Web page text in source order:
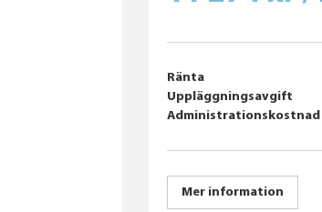
Ränta
Uppläggningsavgift
Administrationskostnad
Mer information